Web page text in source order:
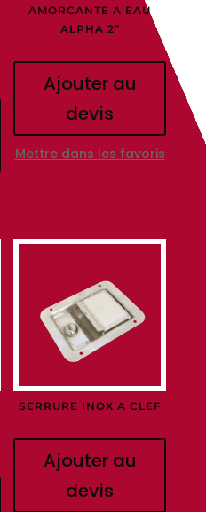
AMORCANTE A EAU
ALPHA 2”
Ajouter au
devis
Mettre dans les favoris
SERRURE INOX A CLEF
Ajouter au
devis